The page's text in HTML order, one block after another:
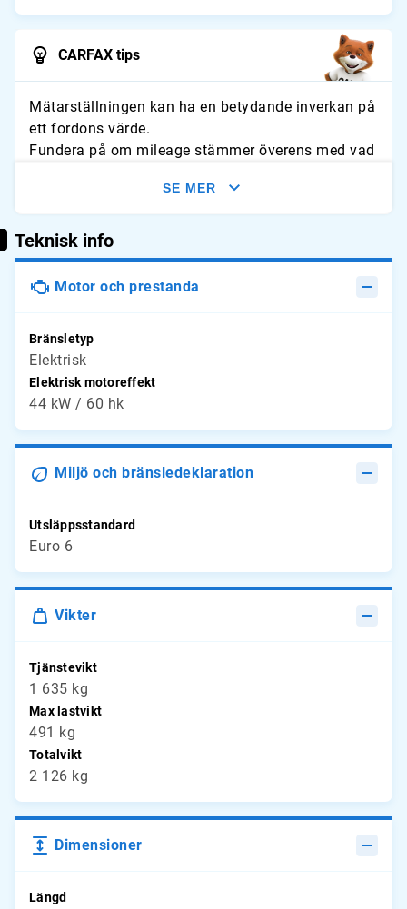
CARFAX tips
Mätarställningen kan ha en betydande inverkan på
ett fordons värde.
Fundera på om mileage stämmer överens med vad
slitage och jämför avläsningarna med typliga
årliga genomsnitt.
SE MER
Teknisk info
Motor och prestanda
Bränsletyp
Elektrisk
Elektrisk motoreffekt
44 kW / 60 hk
Miljö och bränsledeklaration
Utsläppsstandard
Euro 6
Vikter
Tjänstevikt
1 635 kg
Max lastvikt
491 kg
Totalvikt
2 126 kg
Dimensioner
Längd